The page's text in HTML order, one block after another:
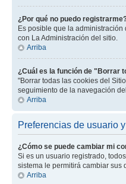
¿Por qué no puedo
Es posible que la
con La Administración del sitio.
Arriba
¿Cuál es la función de "Borrar
"Borrar todas las cookies del
seguimiento de la navegación
Arriba
Preferencias de usuario
¿Cómo se puede cambiar mi
Si es un usuario registrado,
sistema le permitirá cambiar sus
Arriba